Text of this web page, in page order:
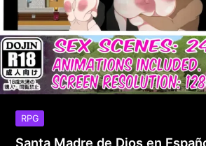
RPG
Santa Madre de Dios en